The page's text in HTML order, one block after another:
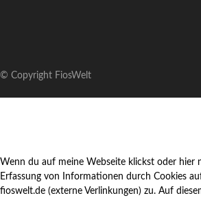
© Copyright FiosWelt
Wenn du auf meine Webseite klickst oder hier
Erfassung von Informationen durch Cookies
fioswelt.de (externe Verlinkungen) zu. Auf